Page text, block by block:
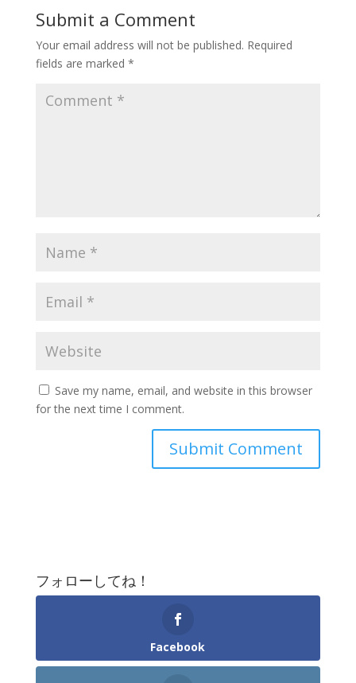
理
ヨ
士
Submit a Comment
Your email address will not be published. Required
fields are marked *
Save my name, email, and website in this browser
for the next time I comment.
フォローしてね！
Facebook